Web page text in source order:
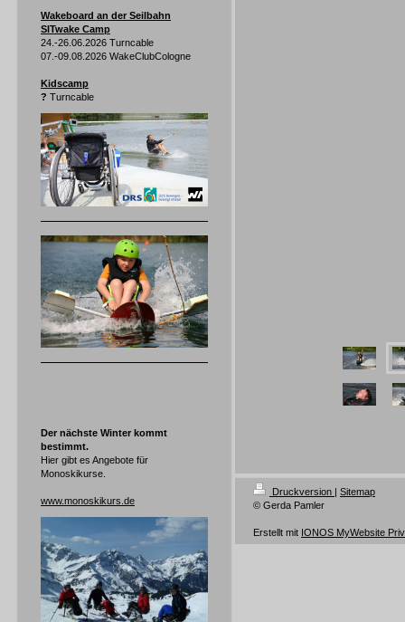
Wakeboard an der Seilbahn
SITwake Camp
24.-26.06.2026 Turncable
07.-09.08.2026 WakeClubCologne
Kidscamp
? Turncable
Der nächste Winter kommt
bestimmt.
Hier gibt es Angebote für
Monoskikurse.
www.monoskikurs.de
Druckversion | Sitemap
© Gerda Pamler
Erstellt mit IONOS MyWebsite